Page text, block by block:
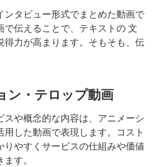
ンタビュー形式でまとめた動画で
で伝えることで、テキストの 文
得力が高まります。そもそも、伝
ン・テロップ動画
スや概念的な内容は、アニメーシ
用した動画で表現します。コスト
りやすくサービスの仕組みや価値
す。